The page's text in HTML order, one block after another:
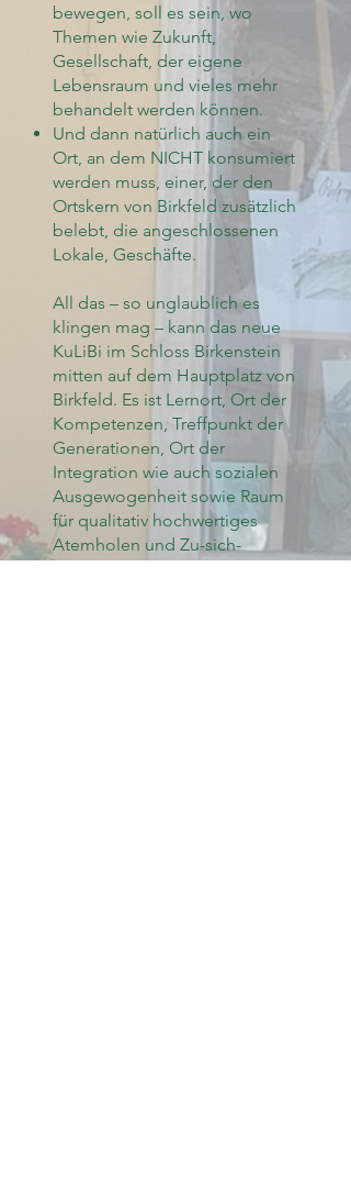
bewegen, soll es sein, wo
Themen wie Zukunft,
Gesellschaft, der eigene
Lebensraum und vieles mehr
behandelt werden können.
Und dann natürlich auch ein
Ort, an dem NICHT konsumiert
werden muss, einer, der den
Ortskern von Birkfeld zusätzlich
belebt, die angeschlossenen
Lokale, Geschäfte.
All das – so unglaublich es
klingen mag – kann das neue
KuLiBi im Schloss Birkenstein
mitten auf dem Hauptplatz von
Birkfeld. Es ist Lernort, Ort der
Kompetenzen, Treffpunkt der
Generationen, Ort der
Integration wie auch sozialen
Ausgewogenheit sowie Raum
für qualitativ hochwertiges
Atemholen und Zu-sich-